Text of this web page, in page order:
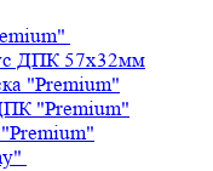
ДПК 57х32мм
"Premium"
"Premium"